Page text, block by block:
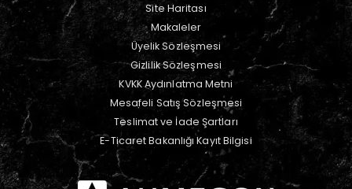
Site Haritası
Makaleler
Üyelik Sözleşmesi
Gizlilik Sözleşmesi
KVKK Aydınlatma Metni
Mesafeli Satış Sözleşmesi
Teslimat ve İade Şartları
E-Ticaret Bakanlığı Kayıt Bilgisi